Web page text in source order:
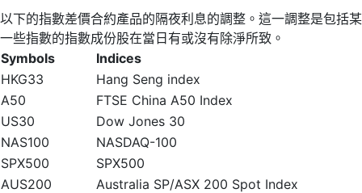
以下的指數差價合約產品的隔夜利息的調整。這一調整是包括某
一些指數的指數成份股在當日有或沒有除淨所致。
Symbols
Indices
HKG33
Hang Seng index
A50
FTSE China A50 Index
US30
Dow Jones 30
NAS100
NASDAQ-100
SPX500
SPX500
AUS200
Australia SP/ASX 200 Spot Index